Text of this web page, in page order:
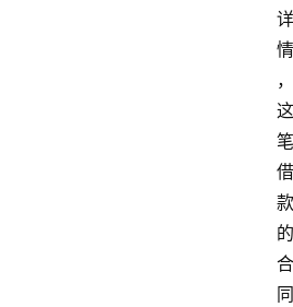
详
情
，
这
笔
借
款
的
合
同